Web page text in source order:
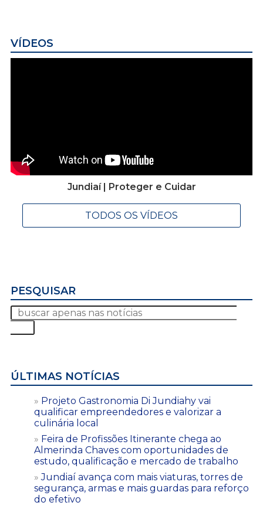
VÍDEOS
Jundiaí | Proteger e Cuidar
TODOS OS VÍDEOS
PESQUISAR
ÚLTIMAS NOTÍCIAS
Projeto Gastronomia Di Jundiahy vai
qualificar empreendedores e valorizar a
culinária local
Feira de Profissões Itinerante chega ao
Almerinda Chaves com oportunidades de
estudo, qualificação e mercado de trabalho
Jundiaí avança com mais viaturas, torres de
segurança, armas e mais guardas para reforço
do efetivo